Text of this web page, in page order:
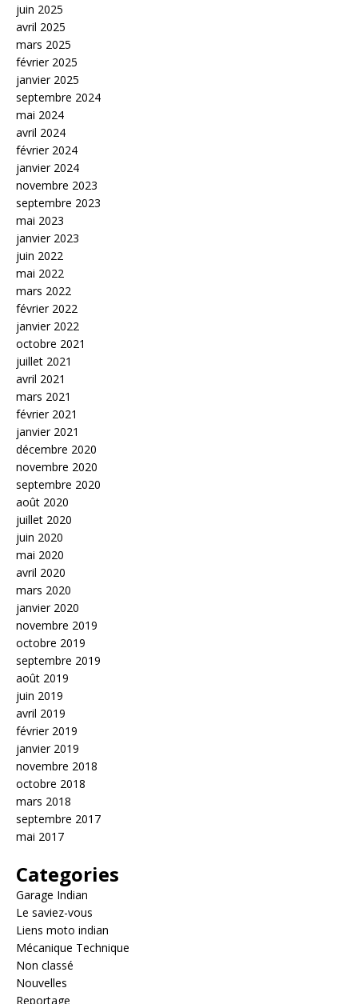
juin 2025
avril 2025
mars 2025
février 2025
janvier 2025
septembre 2024
mai 2024
avril 2024
février 2024
janvier 2024
novembre 2023
septembre 2023
mai 2023
janvier 2023
juin 2022
mai 2022
mars 2022
février 2022
janvier 2022
octobre 2021
juillet 2021
avril 2021
mars 2021
février 2021
janvier 2021
décembre 2020
novembre 2020
septembre 2020
août 2020
juillet 2020
juin 2020
mai 2020
avril 2020
mars 2020
janvier 2020
novembre 2019
octobre 2019
septembre 2019
août 2019
juin 2019
avril 2019
février 2019
janvier 2019
novembre 2018
octobre 2018
mars 2018
septembre 2017
mai 2017
Categories
Garage Indian
Le saviez-vous
Liens moto indian
Mécanique Technique
Non classé
Nouvelles
Reportage